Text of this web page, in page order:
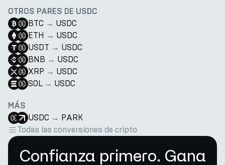
OTROS PARES DE USDC
BTC → USDC
ETH → USDC
USDT → USDC
BNB → USDC
XRP → USDC
SOL → USDC
MÁS
USDC → PARK
Todas las conversiones de cripto
Confianza primero. Gana